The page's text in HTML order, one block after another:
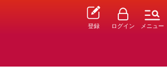
登録 ログイン メニュー